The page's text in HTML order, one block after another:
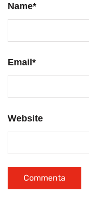
Name*
Email*
Website